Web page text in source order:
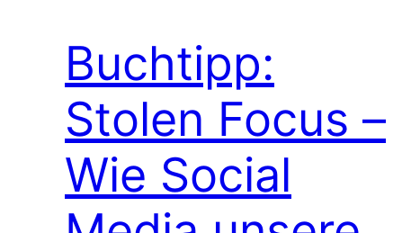
Buchtipp:
Stolen Focus –
Wie Social